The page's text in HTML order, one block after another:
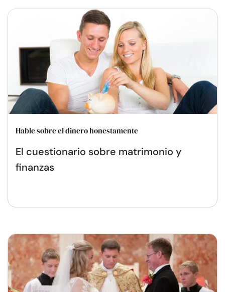
Hable sobre el dinero honestamente
El cuestionario sobre matrimonio y
finanzas